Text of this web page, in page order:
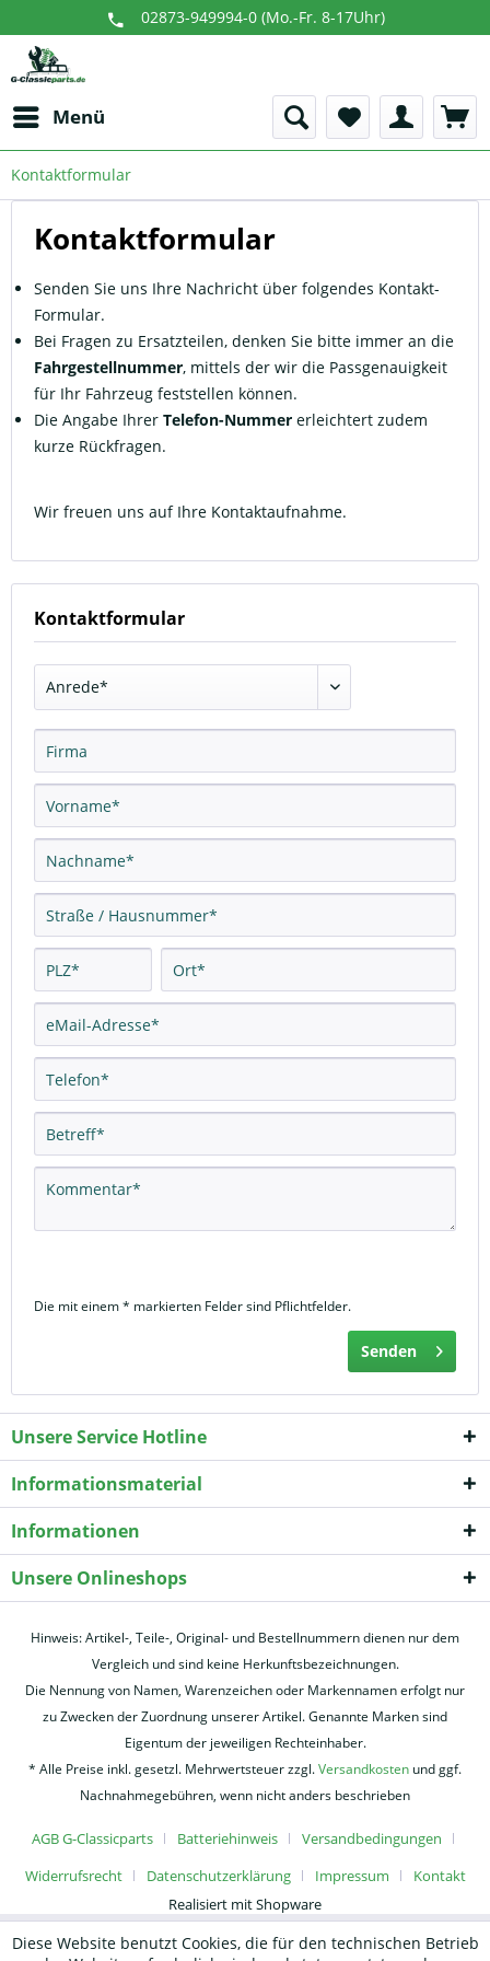
02873-949994-0 (Mo.-Fr. 8-17Uhr)
Menü
Kontaktformular
Kontaktformular
Senden Sie uns Ihre Nachricht über folgendes Kontakt-
Formular.
Bei Fragen zu Ersatzteilen, denken Sie bitte immer an die
Fahrgestellnummer, mittels der wir die Passgenauigkeit
für Ihr Fahrzeug feststellen können.
Die Angabe Ihrer Telefon-Nummer erleichtert zudem
kurze Rückfragen.
Wir freuen uns auf Ihre Kontaktaufnahme.
Kontaktformular
Die mit einem * markierten Felder sind Pflichtfelder.
Senden
Unsere Service Hotline
Informationsmaterial
Informationen
Unsere Onlineshops
Hinweis: Artikel-, Teile-, Original- und Bestellnummern dienen nur dem
Vergleich und sind keine Herkunftsbezeichnungen.
Die Nennung von Namen, Warenzeichen oder Markennamen erfolgt nur
zu Zwecken der Zuordnung unserer Artikel. Genannte Marken sind
Eigentum der jeweiligen Rechteinhaber.
* Alle Preise inkl. gesetzl. Mehrwertsteuer zzgl.Versandkosten und ggf.
Nachnahmegebühren, wenn nicht anders beschrieben
AGB G-Classicparts Batteriehinweis
Versandbedingungen
Widerrufsrecht
Datenschutzerklärung Impressum
Kontakt
Realisiert mit Shopware
Diese Website benutzt Cookies, die für den technischen Betrieb